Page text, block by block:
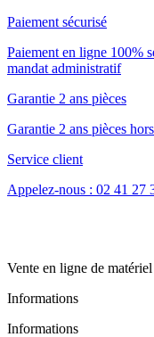
Paiement sécurisé
Paiement en ligne 100%
mandat administratif
Garantie 2 ans pièces
Garantie 2 ans pièces
Service client
Appelez-nous : 02 41 27
Vente en ligne de
Informations
Informations